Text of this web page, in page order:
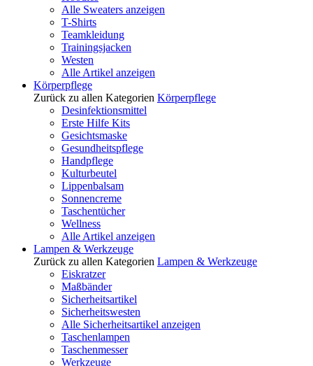
Alle Sweaters anzeigen
T-Shirts
Teamkleidung
Trainingsjacken
Westen
Alle Artikel anzeigen
Körperpflege
Zurück zu allen Kategorien Körperpflege
Desinfektionsmittel
Erste Hilfe Kits
Gesichtsmaske
Gesundheitspflege
Handpflege
Kulturbeutel
Lippenbalsam
Sonnencreme
Taschentücher
Wellness
Alle Artikel anzeigen
Lampen & Werkzeuge
Zurück zu allen Kategorien Lampen & Werkzeuge
Eiskratzer
Maßbänder
Sicherheitsartikel
Sicherheitswesten
Alle Sicherheitsartikel anzeigen
Taschenlampen
Taschenmesser
Werkzeuge